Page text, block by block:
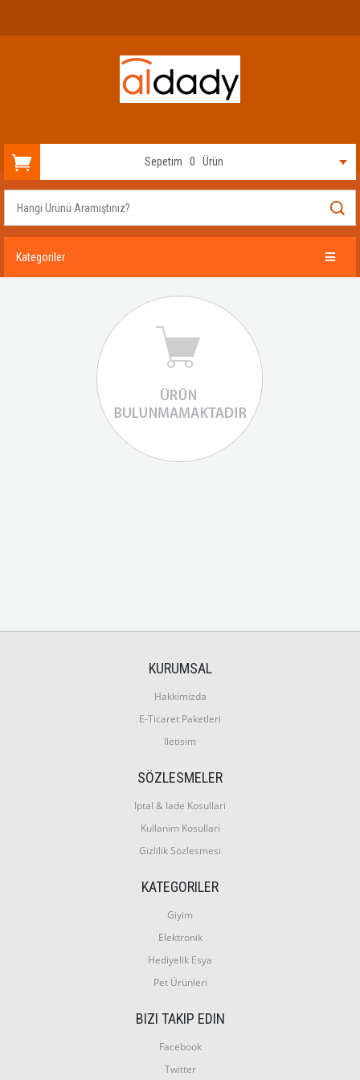
Sepetim 0 Ürün
Kategoriler
KURUMSAL
Hakkimizda
E-Ticaret Paketleri
Iletisim
SÖZLESMELER
Iptal & Iade Kosullari
Kullanim Kosullari
Gizlilik Sözlesmesi
KATEGORILER
Giyim
Elektronik
Hediyelik Esya
Pet Ürünleri
BIZI TAKIP EDIN
Facebook
Twitter